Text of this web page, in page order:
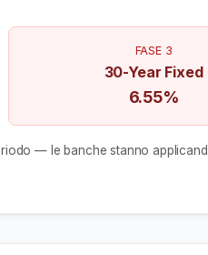
FASE 3
30-Year Fixed
6.55%
— le banche stanno